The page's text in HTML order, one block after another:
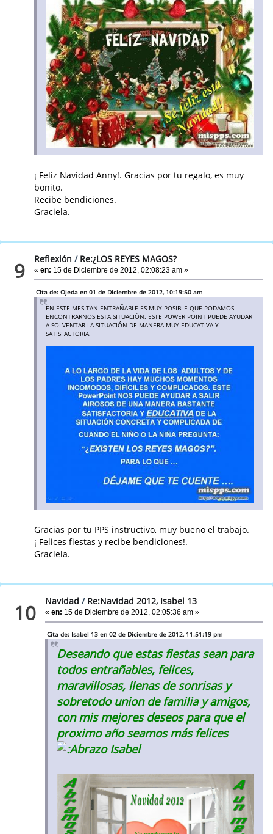
¡ Feliz Navidad Anny!. Gracias por tu regalo, es muy
bonito.
Recibe bendiciones.
Graciela.
9 Reflexión / Re:¿LOS REYES MAGOS?
«en: 15 de Diciembre de 2012, 02:08:23 am »
Cita de: Ojeda en 01 de Diciembre de 2012, 10:19:50 am
EN ESTE MES TAN ENTRAÑABLE ES MUY POSIBLE QUE PODAMOS
ENCONTRARNOS ESTA SITUACIÓN. ESTE POWER POINT PUEDE AYUDAR
A SOLVENTAR LA SITUACIÓN DE MANERA MUY EDUCATIVA Y
SATISFACTORIA.
Gracias por tu PPS instructivo, muy bueno el trabajo.
¡ Felices fiestas y recibe bendiciones!.
Graciela.
10 Navidad / Re:Navidad 2012, Isabel 13
«en: 15 de Diciembre de 2012, 02:05:36 am »
Cita de: Isabel 13 en 02 de Diciembre de 2012, 11:51:19 pm
Deseando que estas fiestas sean para
todos entrañables, felices,
maravillosas, llenas de sonrisas y
sobretodo union de familia y amigos,
con mis mejores deseos para que el
proximo año seamos más felices
Isabel